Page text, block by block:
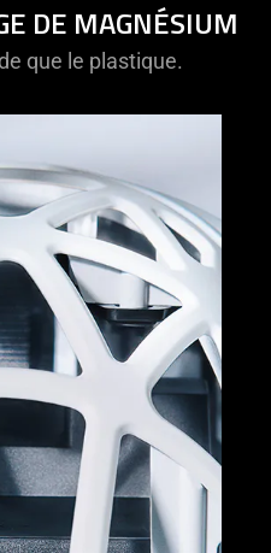
DE MAGNÉSIUM
que le plastique.